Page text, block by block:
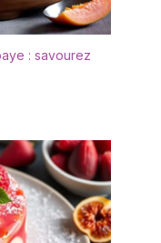
ont des
naturels
et uniques,
attirent
une idée de
: savourez